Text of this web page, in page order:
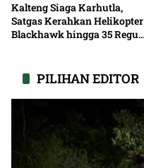
Kalteng Siaga Karhutla,
Satgas Kerahkan Helikopter
Blackhawk hingga 35 Regu
PILIHAN EDITOR